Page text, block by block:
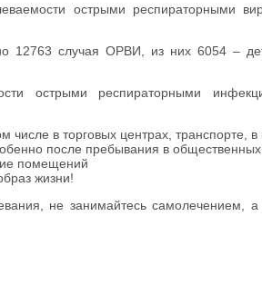
острыми респираторными
12763 случая ОРВИ, из них 6054 –
острыми респираторными
числе в торговых центрах, транспорте,
после пребывания в
помещений
жизни!
не занимайтесь самолечением,